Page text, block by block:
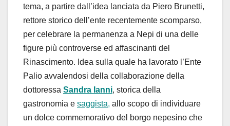
tema, a partire dall’idea lanciata da Piero Brunetti,
rettore storico dell’ente recentemente scomparso,
per celebrare la permanenza a Nepi di una delle
figure più controverse ed affascinanti del
Rinascimento. Idea sulla quale ha lavorato l’Ente
Palio avvalendosi della collaborazione della
dottoressa Sandra Ianni, storica della
gastronomia e saggista, allo scopo di individuare
un dolce commemorativo del borgo nepesino che